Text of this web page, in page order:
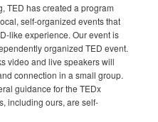
TED has created a program
self-organized events that
like experience. Our event is
organized TED event.
video and live speakers will
connection in a small group.
guidance for the TEDx
including ours, are self-